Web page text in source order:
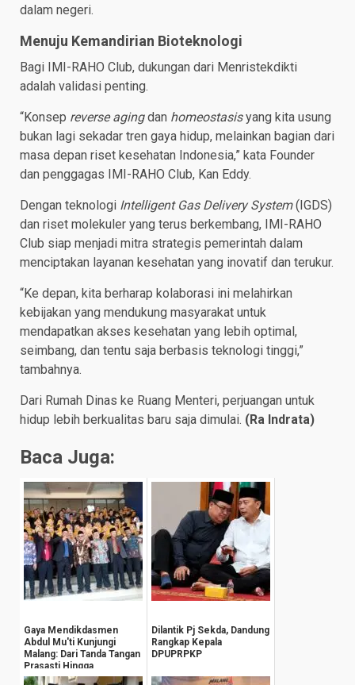
dalam negeri.
Menuju Kemandirian Bioteknologi
Bagi IMI-RAHO Club, dukungan dari Menristekdikti
adalah validasi penting.
“Konsep reverse agingdan homeostasisyang kita usung
bukan lagi sekadar tren gaya hidup, melainkan bagian dari
masa depan riset kesehatan Indonesia,” kata Founder
dan penggagas IMI-RAHO Club, Kan Eddy.
Dengan teknologi Intelligent Gas Delivery System(IGDS)
dan riset molekuler yang terus berkembang, IMI-RAHO
Club siap menjadi mitra strategis pemerintah dalam
menciptakan layanan kesehatan yang inovatif dan terukur.
“Ke depan, kita berharap kolaborasi ini melahirkan
kebijakan yang mendukung masyarakat untuk
mendapatkan akses kesehatan yang lebih optimal,
seimbang, dan tentu saja berbasis teknologi tinggi,”
tambahnya.
Dari Rumah Dinas ke Ruang Menteri, perjuangan untuk
hidup lebih berkualitas baru saja dimulai. (Ra Indrata)
Baca Juga:
Gaya Mendikdasmen
Abdul Mu'ti Kunjungi
Malang: Dari Tanda Tangan
Prasasti Hingga
Groundbreaking Gedu...
Dilantik Pj Sekda, Dandung
Rangkap Kepala
DPUPRPKP